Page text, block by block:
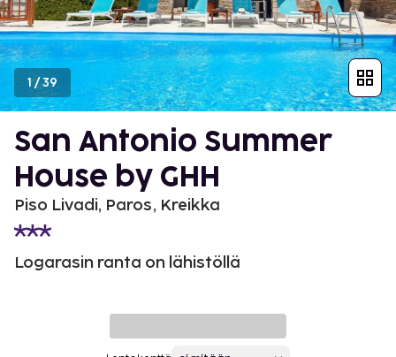
1/39
San Antonio Summer
House by GHH
Piso Livadi, Paros, Kreikka
Logarasin ranta on lähistöllä